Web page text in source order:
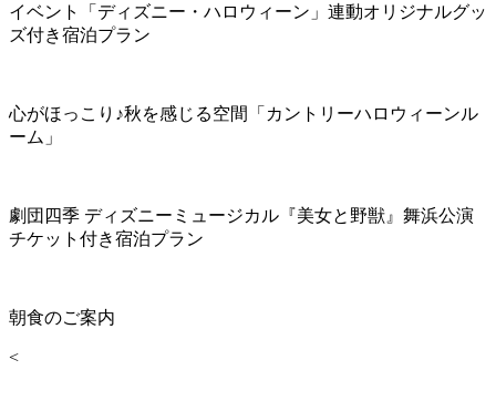
イベント「ディズニー・ハロウィーン」連動オリジナルグッ
ズ付き宿泊プラン
心がほっこり♪秋を感じる空間「カントリーハロウィーンル
ーム」
劇団四季 ディズニーミュージカル『美女と野獣』舞浜公演
チケット付き宿泊プラン
朝食のご案内
<